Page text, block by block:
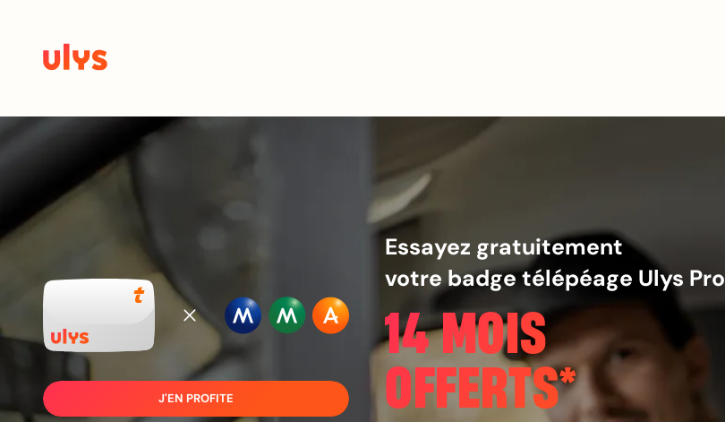
J'EN PROFITE
Essayez gratuitement
votre badge télépéage Ulys Pro
14 MOIS
OFFERTS*